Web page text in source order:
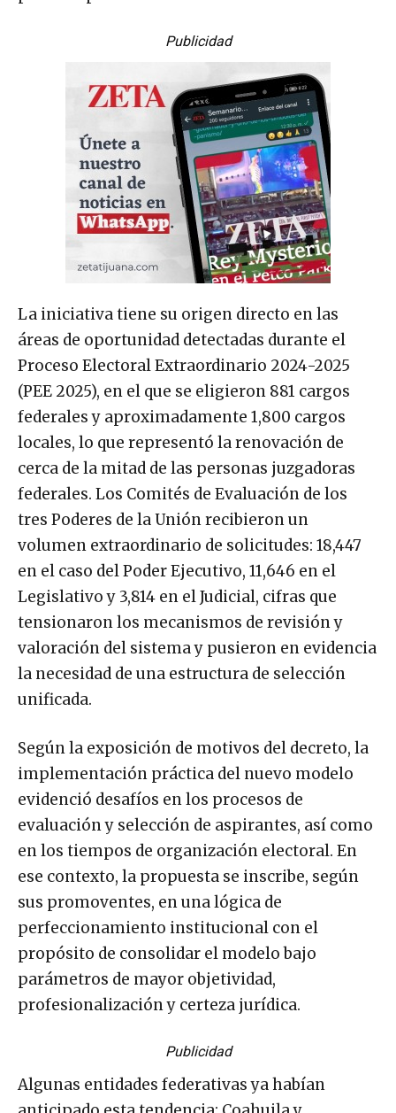
Publicidad
La iniciativa tiene su origen directo en las
áreas de oportunidad detectadas durante el
Proceso Electoral Extraordinario 2024-2025
(PEE 2025), en el que se eligieron 881 cargos
federales y aproximadamente 1,800 cargos
locales, lo que representó la renovación de
cerca de la mitad de las personas juzgadoras
federales. Los Comités de Evaluación de los
tres Poderes de la Unión recibieron un
volumen extraordinario de solicitudes: 18,447
en el caso del Poder Ejecutivo, 11,646 en el
Legislativo y 3,814 en el Judicial, cifras que
tensionaron los mecanismos de revisión y
valoración del sistema y pusieron en evidencia
la necesidad de una estructura de selección
unificada.
Según la exposición de motivos del decreto, la
implementación práctica del nuevo modelo
evidenció desafíos en los procesos de
evaluación y selección de aspirantes, así como
en los tiempos de organización electoral. En
ese contexto, la propuesta se inscribe, según
sus promoventes, en una lógica de
perfeccionamiento institucional con el
propósito de consolidar el modelo bajo
parámetros de mayor objetividad,
profesionalización y certeza jurídica.
Publicidad
Algunas entidades federativas ya habían